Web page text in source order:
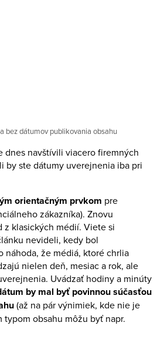
bez dátumov publikovania obsahu
dnes navštívili viacero firemných
by ste dátumy uverejnenia iba pri
orientačným prvkom pre
zákazníka). Znovu
z klasických médií. Viete si
nevideli, kedy bol
náhoda, že médiá, ktoré chrlia
nielen deň, mesiac a rok, ale
Uvádzať hodiny a minúty
by mal byť povinnou súčasťou
(až na pár výnimiek, kde nie je
obsahu môžu byť napr.